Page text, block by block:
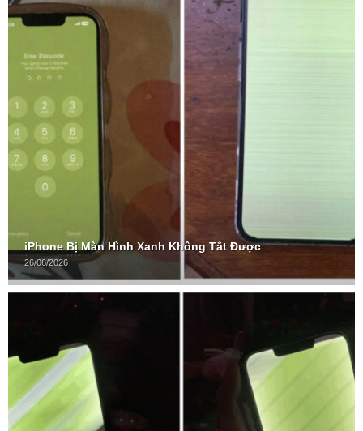
iPhone Bị Màn Hình Xanh Không Tắt Được
26/06/2026